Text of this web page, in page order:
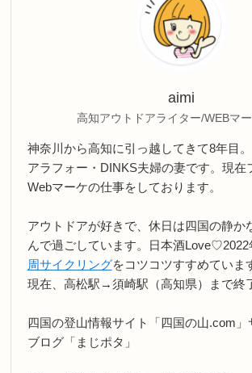
aimi
高知アウトドアライター/WEBマ
神奈川から高知に引っ越してきて8年目。
アラフォー・DINKS夫婦の妻です。現在
Webマーケの仕事をしております。
アウトドアが好きで、休日は四国の静か
んで過ごしています。日本酒Love♡2022
周サイクリングをコツコツすすめていま
現在、高松駅→須崎駅（高知県）まで終
四国の登山情報サイト「四国の山.com」
ブログ「まじポタ」